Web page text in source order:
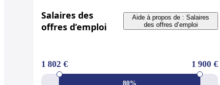
Salaires des
offres d’emploi
Aide à propos de : Salaires
des offres d’emploi
80%
1 802 € 1 900 €